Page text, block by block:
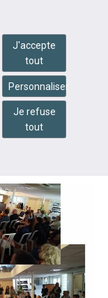
J'accepte
tout
Personnaliser
Je refuse
tout